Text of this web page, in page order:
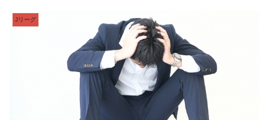
Jリーグ